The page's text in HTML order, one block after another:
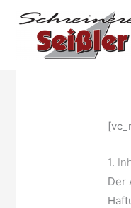
Inhalt
springen
1.
Der